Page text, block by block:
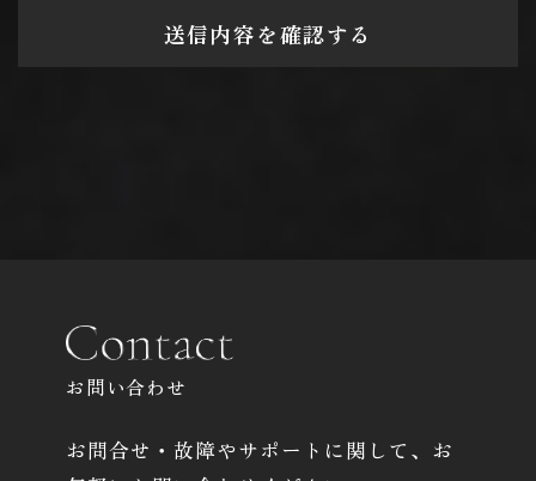
人識別符号が含まれるものを指します。
求人採用における面接の日時および、選考結果の連
絡。
取得した閲覧・購買履歴等の情報を分析し、ユーザー
ザーが利用しているサービスの新機能や更新情報、キ
送信内容を確認する
お問い合わせ
お問合せ・故障やサポートに関して、お